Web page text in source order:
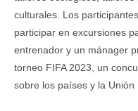
culturales. Los
participar en excursiones
entrenador y un mánager
torneo FIFA 2023, un
sobre los países y la Unión